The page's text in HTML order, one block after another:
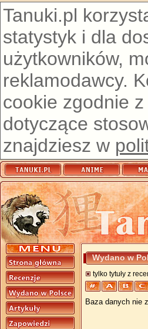
Tanuki.pl
statystyk i dla
użytkowników,
reklamodawcy.
cookie zgodnie
dotyczące
znajdziesz w
Wydano w
tylko tytuły z
Baza danych nie